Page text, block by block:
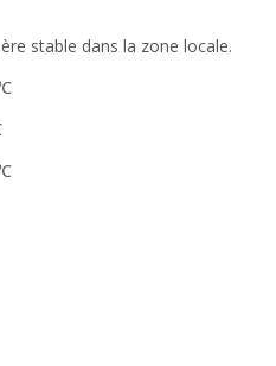
stable dans la zone locale.